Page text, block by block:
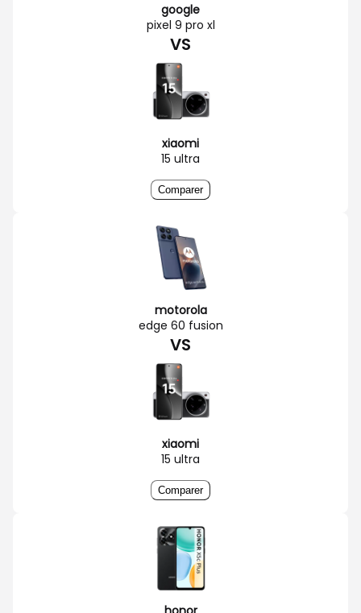
google
pixel 9 pro xl
VS
xiaomi
15 ultra
Comparer
motorola
edge 60 fusion
VS
xiaomi
15 ultra
Comparer